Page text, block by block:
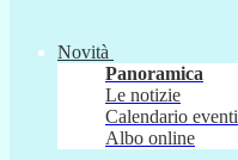
Novità
Panoramica
Le notizie
Calendario eventi
Albo online